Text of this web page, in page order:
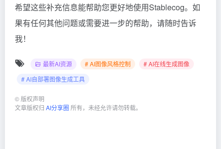
希望这些补充信息能帮助您更好地使用Stablecog。如
果有任何其他问题或需要进一步的帮助，请随时告诉
我！
最新AI资源 # AI图像风格控制
# AI在线生成图像
# AI自部署图像生成工具
© 版权声明
文章版权归 AI分享圈 所有，未经允许请勿转载。